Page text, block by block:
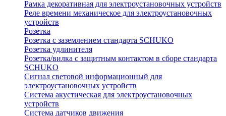
Рамка декоративная для электроустановочных устройств
Реле времени механическое для электроустановочных
устройств
Розетка
Розетка с заземлением стандарта SCHUKO
Розетка удлинителя
Розетка/вилка с защитным контактом в сборе стандарта
SCHUKO
Сигнал световой информационный для
электроустановочных устройств
Система акустическая для электроустановочных
устройств
Система датчиков движения